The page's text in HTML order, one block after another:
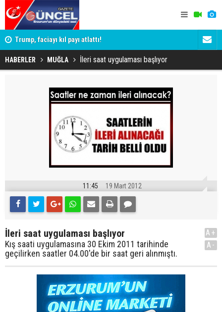
3 Trump, faciayı kıl payı atlattı!
HABERLER MUĞLA İleri saat uygulaması başlıyor
11:45 19 Mart 2012
İleri saat uygulaması başlıyor
Kış saati uygulamasına 30 Ekim 2011 tarihinde
geçilirken saatler 04.00'de bir saat geri alınmıştı.
A+
A-